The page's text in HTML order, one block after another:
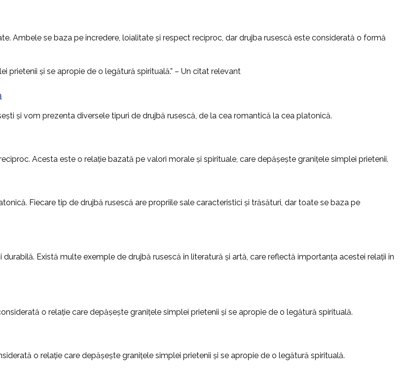
Ambele se baza pe încredere, loialitate și respect reciproc, dar drujba rusescă este considerată o formă
prietenii și se apropie de o legătură spirituală.” – Un citat relevant
și vom prezenta diversele tipuri de drujbă rusescă, de la cea romantică la cea platonică.
Acesta este o relație bazată pe valori morale și spirituale, care depășește granițele simplei prietenii.
Fiecare tip de drujbă rusescă are propriile sale caracteristici și trăsături, dar toate se baza pe
Există multe exemple de drujbă rusescă în literatură și artă, care reflectă importanța acestei relații în
o relație care depășește granițele simplei prietenii și se apropie de o legătură spirituală.
o relație care depășește granițele simplei prietenii și se apropie de o legătură spirituală.